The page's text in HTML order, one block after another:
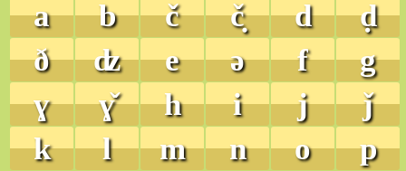
a b č č̣ d
ḍ
ð
ʣ e ə f
g
ɣ
ɣ̌ h i j
ǰ
k
l m n o
p